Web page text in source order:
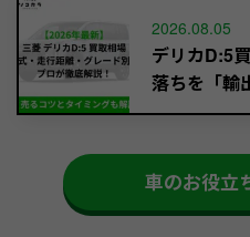
2026.08.05
デリカD:5
落ちを「輸
車のお役立